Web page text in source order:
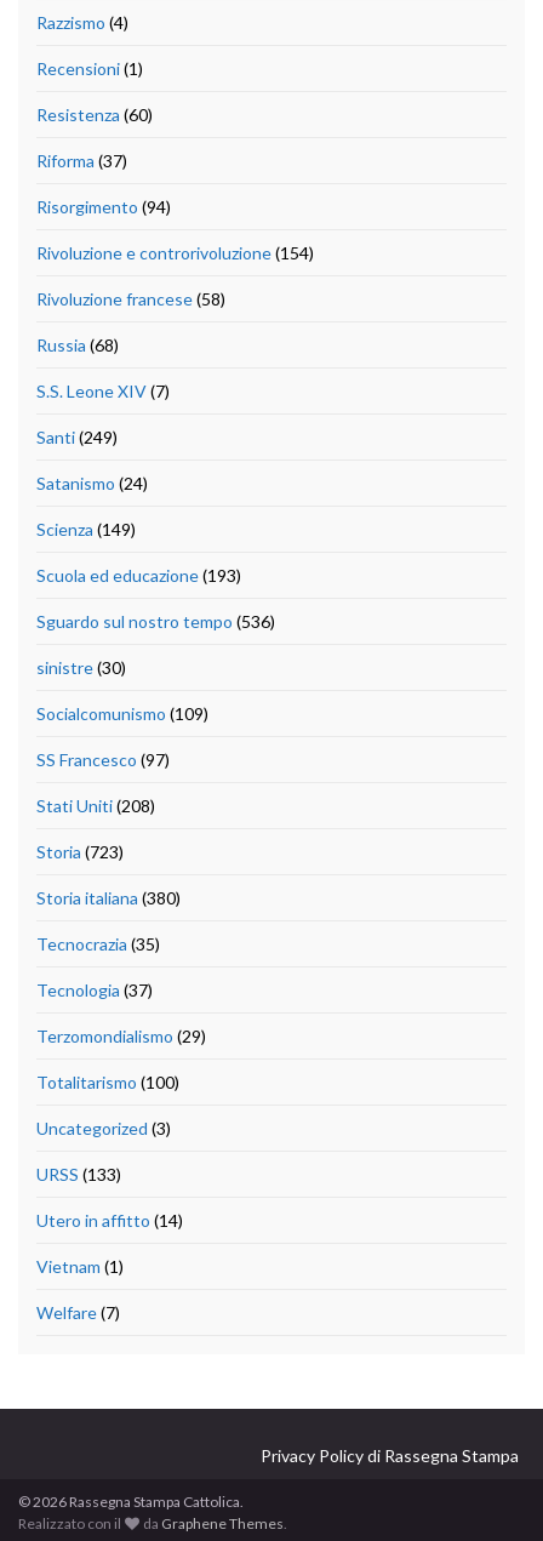
Razzismo (4)
Recensioni(1)
Resistenza (60)
Riforma (37)
Risorgimento (94)
Rivoluzione e controrivoluzione(154)
Rivoluzione francese(58)
Russia (68)
S.S. Leone XIV(7)
Santi(249)
Satanismo (24)
Scienza (149)
Scuola ed educazione(193)
Sguardo sul nostro tempo (536)
sinistre(30)
Socialcomunismo (109)
SS Francesco (97)
Stati Uniti(208)
Storia (723)
Storia italiana (380)
Tecnocrazia (35)
Tecnologia (37)
Terzomondialismo (29)
Totalitarismo (100)
Uncategorized (3)
URSS (133)
Utero in affitto (14)
Vietnam (1)
Welfare(7)
Privacy Policy di Rassegna Stampa
© 2026 Rassegna Stampa Cattolica.
Realizzato con il
da Graphene Themes